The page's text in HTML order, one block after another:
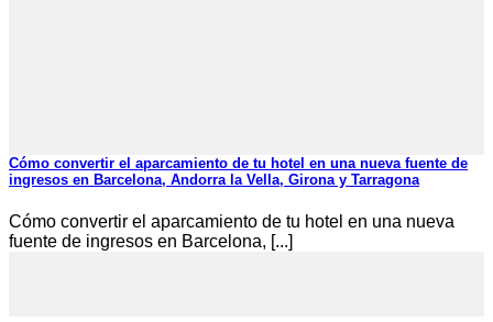
Cómo convertir el aparcamiento de tu hotel en una nueva fuente de
ingresos en Barcelona, Andorra la Vella, Girona y Tarragona
Cómo convertir el aparcamiento de tu hotel en una nueva
fuente de ingresos en Barcelona, [...]